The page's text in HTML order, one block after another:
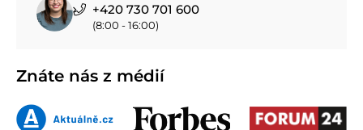
+420 730 701 600
(8:00 - 16:00)
Znáte nás z médií